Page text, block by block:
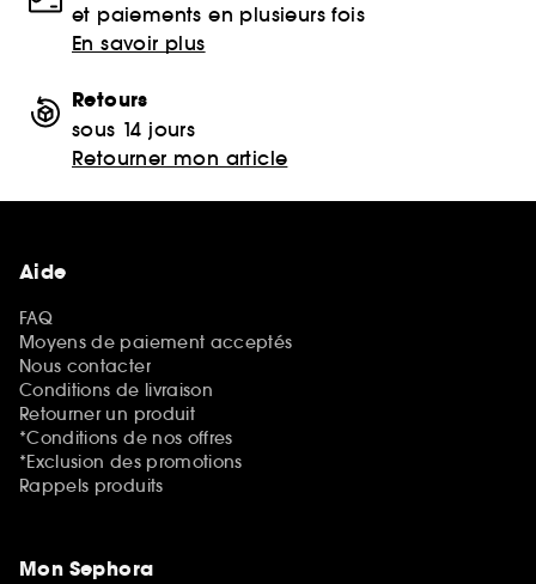
et paiements en plusieurs fois
En savoir plus
Retours
sous 14 jours
Retourner mon article
Aide
FAQ
Moyens de paiement acceptés
Nous contacter
Conditions de livraison
Retourner un produit
*Conditions de nos offres
*Exclusion des promotions
Rappels produits
Mon Sephora